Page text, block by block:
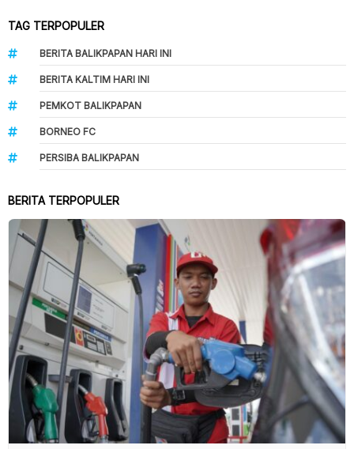
TAG TERPOPULER
BERITA BALIKPAPAN HARI INI
BERITA KALTIM HARI INI
PEMKOT BALIKPAPAN
BORNEO FC
PERSIBA BALIKPAPAN
BERITA TERPOPULER